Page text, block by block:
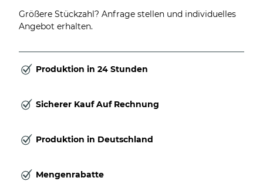
Größere Stückzahl? Anfrage stellen und individuelles
Angebot erhalten.
Produktion in 24 Stunden
Sicherer Kauf Auf Rechnung
Produktion in Deutschland
Mengenrabatte